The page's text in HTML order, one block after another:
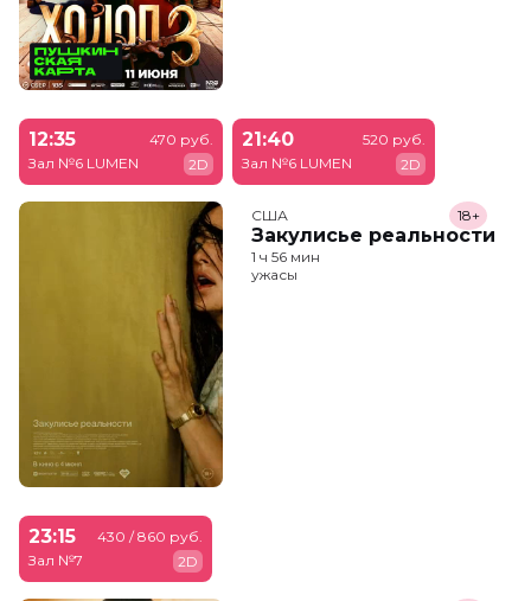
12:35
Зал №6 LUMEN
470 руб.
2D
21:40
Зал №6 LUMEN
520 руб.
2D
США
Закулисье реальности
18+
1 ч 56 мин
ужасы
23:15
Зал №7
430 / 860 руб.
2D